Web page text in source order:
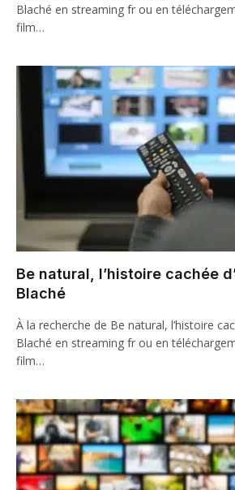
Blaché en streaming fr ou en
film…
Be natural, l’histoire cachée
Blaché
À la recherche de Be natural, l’histoire
Blaché en streaming fr ou en
film…